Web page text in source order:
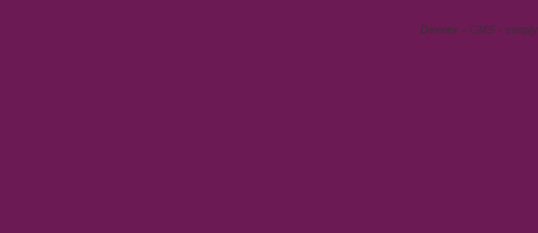
Dinorex - CMS -